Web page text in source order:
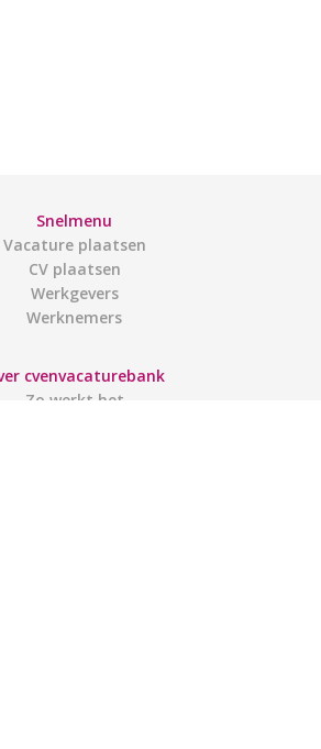
Snelmenu
Vacature plaatsen
CV plaatsen
Werkgevers
Werknemers
cvenvacaturebank
Zo werkt het